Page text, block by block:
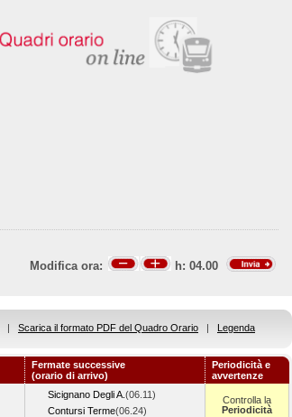
Modifica ora: h: 04.00
| Scarica il formato PDF del Quadro Orario | Legenda
Fermate successive
(orario di arrivo)
Periodicità e
avvertenze
Sicignano Degli A. (06.11)
Contursi Terme(06.24)
Controlla la
Periodicità